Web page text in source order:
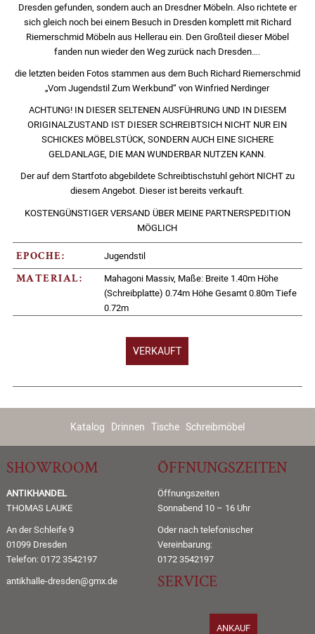
Dresden gefunden, sondern auch an Dresdner Möbeln. Also richtete er
sich gleich noch bei einem Besuch in Dresden komplett mit Richard
Riemerschmid Möbeln aus Hellerau ein. Den Großteil dieser Möbel
fanden nun wieder den Weg zurück nach Dresden….
die letzten beiden Fotos stammen aus dem Buch Richard Riemerschmid
„Vom Jugendstil Zum Werkbund“ von Winfried Nerdinger
ACHTUNG! IN DIESER SELTENEN AUSFÜHRUNG UND IN DIESEM
ORIGINALZUSTAND IST DIESER SCHREIBTSICH NICHT NUR EIN
SCHICKES MÖBELSTÜCK, SONDERN AUCH EINE SICHERE
GELDANLAGE, DIE MAN WUNDERBAR NUTZEN KANN.
Der auf dem Startfoto abgebildete Schreibtischstuhl gehört NICHT zu
diesem Angebot. Dieser ist bereits verkauft.
KOSTENGÜNSTIGER VERSAND ÜBER MEINE PARTNERSPEDITION
MÖGLICH
EPOCHE: Jugendstil
MATERIAL:
Mahagoni Massiv, Maße: Breite 1.40m Höhe
(Schreibplatte) 0.74m Höhe Gesamt 0.80m Tiefe
0.72m
VERKAUFT
Katalog Drinnen Tische Schreibmöbel
SHOWROOM
ANTIKHANDEL
THOMAS LAUKE
An der Schleife 9
01099 Dresden
Telefon: 0172 3542197
antikhalle-dresden@gmx.de
ÖFFNUNGSZEITEN
Öffnungszeiten
Sonnabend 10 – 16 Uhr
Oder nach telefonischer
Vereinbarung:
0172 3542197
SERVICE
ANKAUF